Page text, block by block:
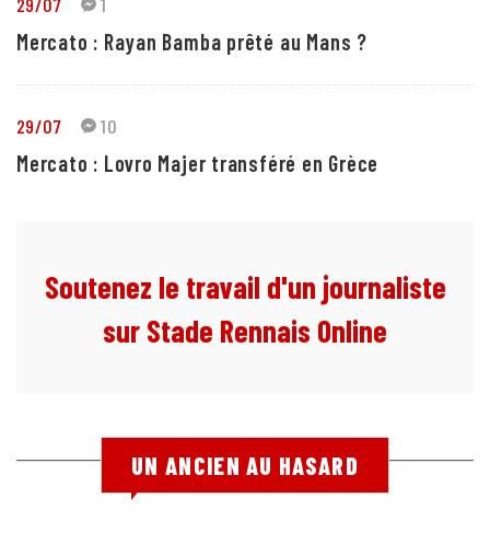
Mercato : Rayan Bamba prêté au Mans ?
29/07 10
Mercato : Lovro Majer transféré en Grèce
Soutenez le travail d'un journaliste
sur Stade Rennais Online
UN ANCIEN AU HASARD